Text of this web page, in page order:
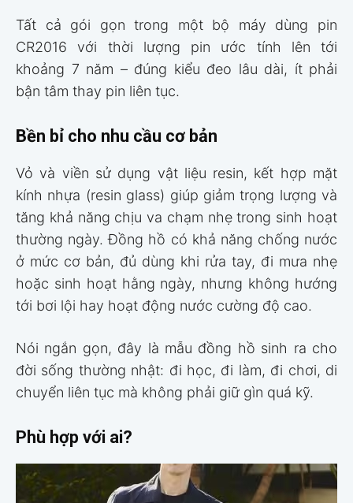
Tất cả gói gọn trong một bộ máy dùng pin
CR2016 với thời lượng pin ước tính lên tới
khoảng 7 năm – đúng kiểu đeo lâu dài, ít phải
bận tâm thay pin liên tục.
Bền bỉ cho nhu cầu cơ bản
Vỏ và viền sử dụng vật liệu resin, kết hợp mặt
kính nhựa (resin glass) giúp giảm trọng lượng và
tăng khả năng chịu va chạm nhẹ trong sinh hoạt
thường ngày. Đồng hồ có khả năng chống nước
ở mức cơ bản, đủ dùng khi rửa tay, đi mưa nhẹ
hoặc sinh hoạt hằng ngày, nhưng không hướng
tới bơi lội hay hoạt động nước cường độ cao.
Nói ngắn gọn, đây là mẫu đồng hồ sinh ra cho
đời sống thường nhật: đi học, đi làm, đi chơi, di
chuyển liên tục mà không phải giữ gìn quá kỹ.
Phù hợp với ai?